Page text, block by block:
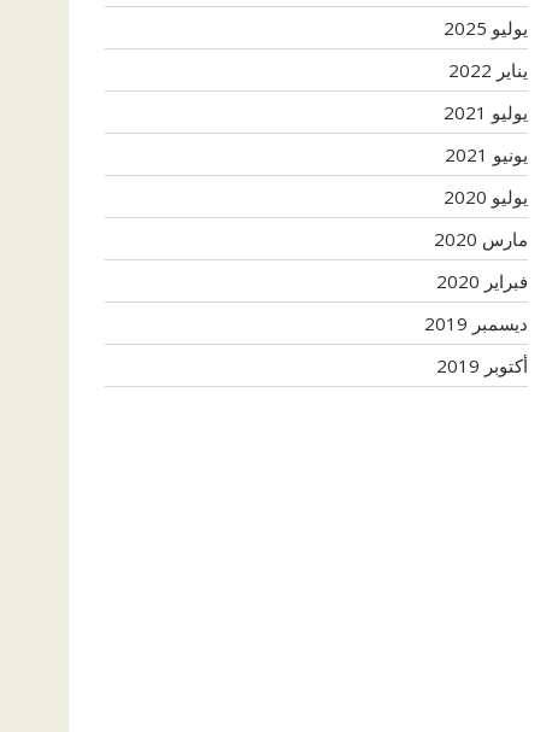
يوليو 2025
يناير 2022
يوليو 2021
يونيو 2021
يوليو 2020
مارس 2020
فبراير 2020
ديسمبر 2019
أكتوبر 2019